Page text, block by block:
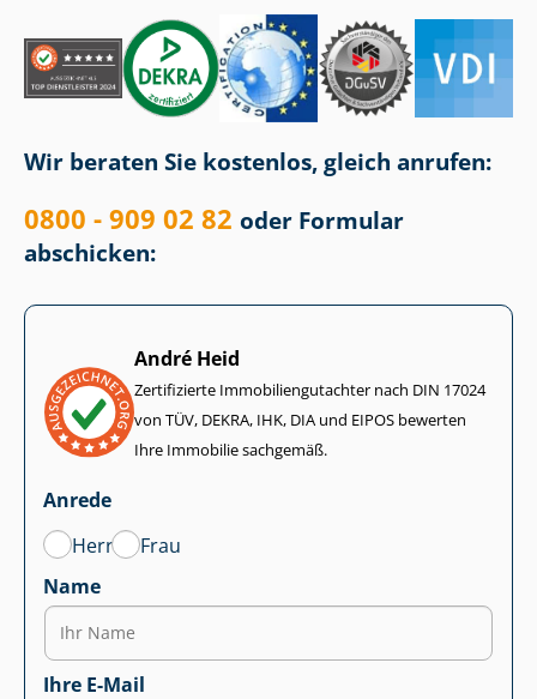
Wir beraten Sie kostenlos, gleich anrufen:
0800 - 909 02 82 oder Formular
abschicken:
André Heid
Zertifizierte Im­mo­bi­li­en­gut­ach­ter nach DIN 17024
von TÜV, DEKRA, IHK, DIA und EIPOS bewerten
Ihre Immobilie sachgemäß.
Anrede
Herr
Frau
Name
Ihre E-Mail